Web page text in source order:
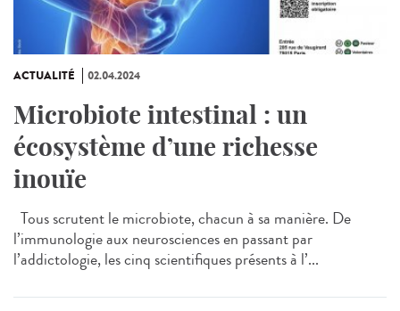
ACTUALITÉ 02.04.2024
Microbiote intestinal : un
écosystème d’une richesse
inouïe
Tous scrutent le microbiote, chacun à sa manière. De
l’immunologie aux neurosciences en passant par
l’addictologie, les cinq scientifiques présents à l’...